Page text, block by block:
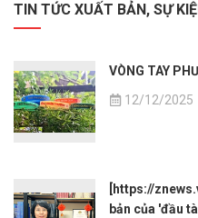
TIN TỨC XUẤT BẢN, SỰ
VÒNG TAY
12/12/2025
[https://
bản của 'đầu